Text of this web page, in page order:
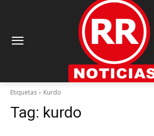
Etiquetas Kurdo
Tag: kurdo